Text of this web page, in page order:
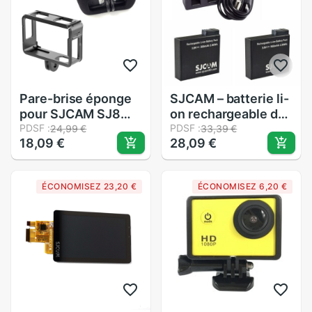
Pare-brise éponge
pour SJCAM SJ8
pare-brise (pare-
brise en mousse)
couvercle de pare-
SJ8 Plus Pro
caméra d'air
PDSF :24,99 €
18,09 €
SJCAM – batterie li-
on rechargeable de
secours et
chargeur, 100%
mAh, accessoires
2K WiFi Sport
caméra DV, 900
Original
PDSF :33,39 €
28,09 €
ÉCONOMISEZ 23,20 € ÉCONOMISEZ 6,20 €